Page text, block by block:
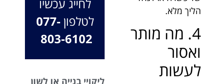
הליך מלא.
4. מה מותר
ואסור
לעשות
לחייג עכשיו
לטלפון 077-
803-6102
ליקויי בנייה או לשון